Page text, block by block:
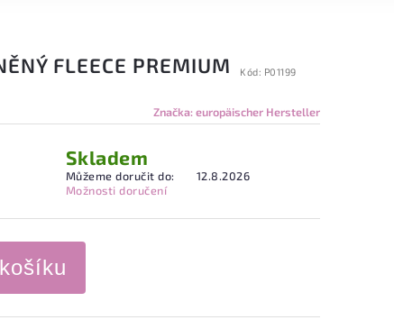
FLEECE PREMIUM Kód: P01199
Značka:europäischer Hersteller
Skladem
Můžeme doručit do:
12.8.2026
Možnosti doručení